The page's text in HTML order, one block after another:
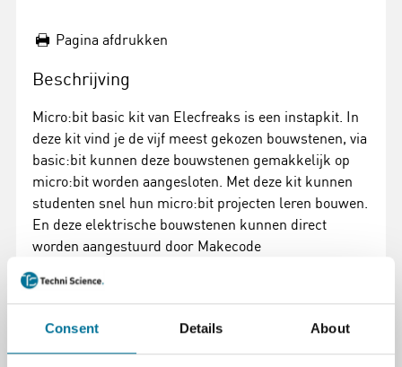
Consent Details About
Pagina afdrukken
Beschrijving
Micro:bit basic kit van Elecfreaks is een instapkit. In
deze kit vind je de vijf meest gekozen bouwstenen, via
basic:bit kunnen deze bouwstenen gemakkelijk op
micro:bit worden aangesloten. Met deze kit kunnen
studenten snel hun micro:bit projecten leren bouwen.
En deze elektrische bouwstenen kunnen direct
worden aangestuurd door Makecode
standaardblokken.
USB-kabel Batterijhouder Basis:kit User Guide
Potentiometer Servo ADKeypad